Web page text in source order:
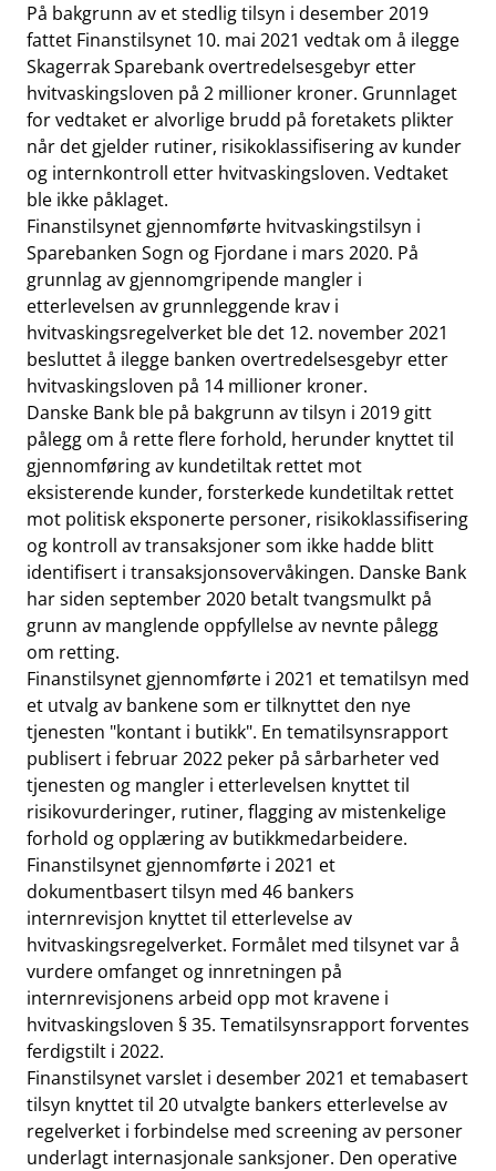
På bakgrunn av et stedlig tilsyn i desember 2019
fattet Finanstilsynet 10. mai 2021 vedtak om å ilegge
Skagerrak Sparebank overtredelsesgebyr etter
hvitvaskingsloven på 2 millioner kroner. Grunnlaget
for vedtaket er alvorlige brudd på foretakets plikter
når det gjelder rutiner, risikoklassifisering av kunder
og internkontroll etter hvitvaskingsloven. Vedtaket
ble ikke påklaget.
Finanstilsynet gjennomførte hvitvaskingstilsyn i
Sparebanken Sogn og Fjordane i mars 2020. På
grunnlag av gjennomgripende mangler i
etterlevelsen av grunnleggende krav i
hvitvaskingsregelverket ble det 12. november 2021
besluttet å ilegge banken overtredelsesgebyr etter
hvitvaskingsloven på 14 millioner kroner.
Danske Bank ble på bakgrunn av tilsyn i 2019 gitt
pålegg om å rette flere forhold, herunder knyttet til
gjennomføring av kundetiltak rettet mot
eksisterende kunder, forsterkede kundetiltak rettet
mot politisk eksponerte personer, risikoklassifisering
og kontroll av transaksjoner som ikke hadde blitt
identifisert i transaksjonsovervåkingen. Danske Bank
har siden september 2020 betalt tvangsmulkt på
grunn av manglende oppfyllelse av nevnte pålegg
om retting.
Finanstilsynet gjennomførte i 2021 et tematilsyn med
et utvalg av bankene som er tilknyttet den nye
tjenesten "kontant i butikk". En tematilsynsrapport
publisert i februar 2022 peker på sårbarheter ved
tjenesten og mangler i etterlevelsen knyttet til
risikovurderinger, rutiner, flagging av mistenkelige
forhold og opplæring av butikkmedarbeidere.
Finanstilsynet gjennomførte i 2021 et
dokumentbasert tilsyn med 46 bankers
internrevisjon knyttet til etterlevelse av
hvitvaskingsregelverket. Formålet med tilsynet var å
vurdere omfanget og innretningen på
internrevisjonens arbeid opp mot kravene i
hvitvaskingsloven § 35. Tematilsynsrapport forventes
ferdigstilt i 2022.
Finanstilsynet varslet i desember 2021 et temabasert
tilsyn knyttet til 20 utvalgte bankers etterlevelse av
regelverket i forbindelse med screening av personer
underlagt internasjonale sanksjoner. Den operative